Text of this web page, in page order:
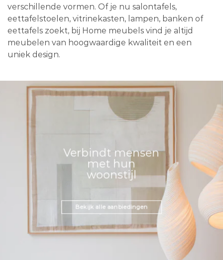
verschillende vormen. Of je nu salontafels,
eettafelstoelen, vitrinekasten, lampen, banken of
eettafels zoekt, bij Home meubels vind je altijd
meubelen van hoogwaardige kwaliteit en een
uniek design.
Verbindt mensen
met hun
woonstijl
Bekijk alle aanbiedingen